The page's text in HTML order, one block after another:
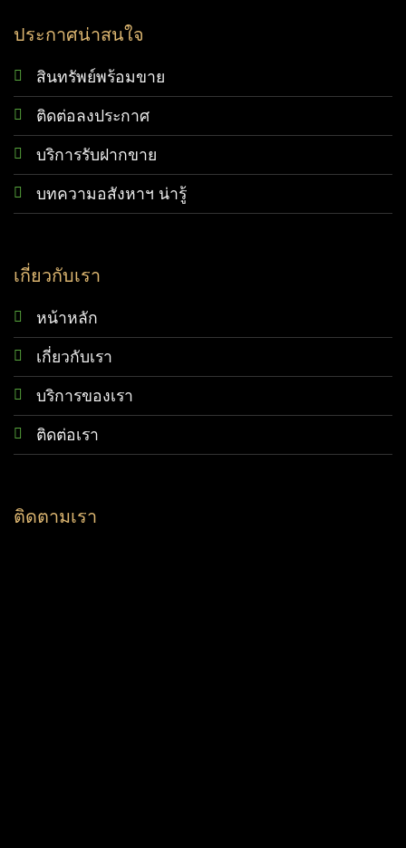
ประกาศน่าสนใจ
สินทรัพย์พร้อมขาย
ติดต่อลงประกาศ
บริการรับฝากขาย
บทความอสังหาฯ น่ารู้
เกี่ยวกับเรา
หน้าหลัก
เกี่ยวกับเรา
บริการของเรา
ติดต่อเรา
ติดตามเรา